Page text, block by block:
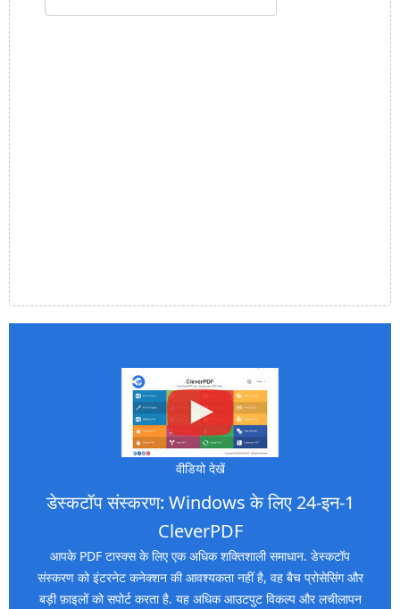
वीडियो देखें
डेस्कटॉप संस्करण: Windows के लिए 24-इन-1
CleverPDF
आपके PDF टास्क्स के लिए एक अधिक शक्तिशाली समाधान. डेस्कटॉप
संस्करण को इंटरनेट कनेक्शन की आवश्यकता नहीं है, वह बैच प्रोसेसिंग और
बड़ी फ़ाइलों को सपोर्ट करता है. यह अधिक आउटपुट विकल्प और लचीलापन